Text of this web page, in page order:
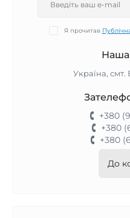
Я прочитав
Наша
Україна,
+380
+380
+380
До